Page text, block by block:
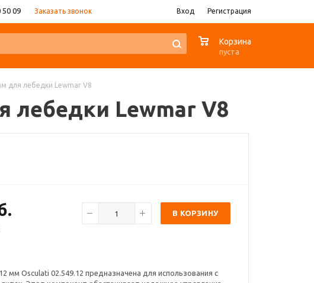
50 09 Заказать звонок Вход Регистрация
Корзина
пуста
для лебедки Lewmar V8
лебедки Lewmar V8
В КОРЗИНУ
мм Osculati 02.549.12 предназначена для использования с